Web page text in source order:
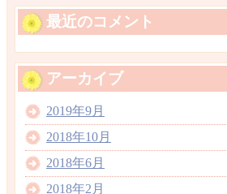
最近のコメント
アーカイブ
2019年9月
2018年10月
2018年6月
2018年2月